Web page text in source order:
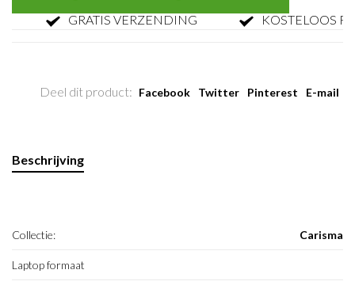
GRATIS VERZENDING
KOSTELOOS
Deel dit product: Facebook Twitter Pinterest E-mail
Beschrijving
Collectie: Carisma
Laptop formaat